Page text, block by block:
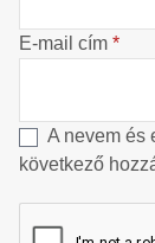
E-mail cím *
A nevem és
következő